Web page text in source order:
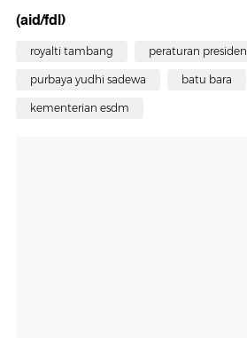
(aid/fdl)
royalti tambang peraturan presiden
purbaya yudhi sadewa batu bara
kementerian esdm